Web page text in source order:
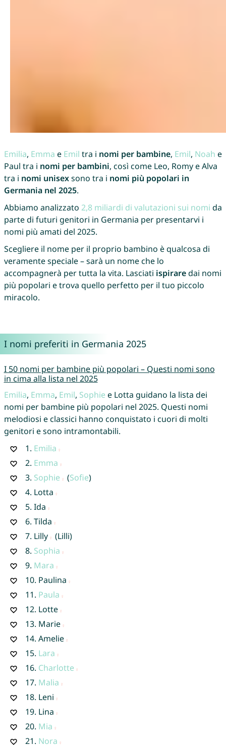
Emilia, Emma e Emil tra i nomi per bambine, Emil, Noah e
Paul tra i nomi per bambini, così come Leo, Romy e Alva
tra i nomi unisexsono tra i nomi più popolari in
Germania nel 2025.
Abbiamo analizzato 2,8 miliardi di valutazioni sui nomi da
parte di futuri genitori in Germania per presentarvi i
nomi più amati del 2025.
Scegliere il nome per il proprio bambino è qualcosa di
veramente speciale – sarà un nome che lo
accompagnerà per tutta la vita. Lasciati ispiraredai nomi
più popolari e trova quello perfetto per il tuo piccolo
miracolo.
I nomi preferiti in Germania 2025
I 50 nomi per bambine più popolari – Questi nomi sono
in cima alla lista nel 2025
Emilia, Emma, Emil, Sophie e Lotta guidano la lista dei
nomi per bambine più popolari nel 2025. Questi nomi
melodiosi e classici hanno conquistato i cuori di molti
genitori e sono intramontabili.
1. Emilia
2. Emma
3. Sophie (Sofie)
4. Lotta
5. Ida
6. Tilda
7. Lilly
(Lilli)
8. Sophia
9. Mara
10. Paulina
11. Paula
12. Lotte
13. Marie
14. Amelie
15. Lara
16. Charlotte
17. Malia
18. Leni
19. Lina
20. Mia
21. Nora